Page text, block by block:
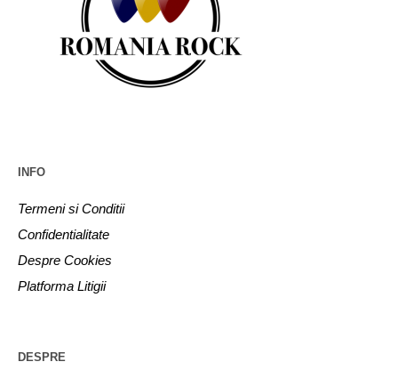
INFO
Termeni si Conditii
Confidentialitate
Despre Cookies
Platforma Litigii
DESPRE